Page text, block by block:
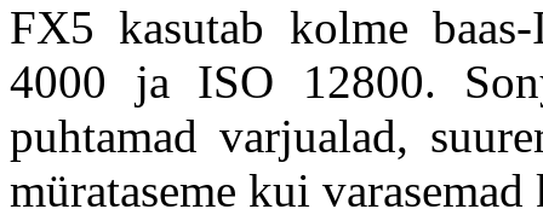
FX5 kasutab kolme
4000 ja ISO 12800.
puhtamad varjualad,
mürataseme kui